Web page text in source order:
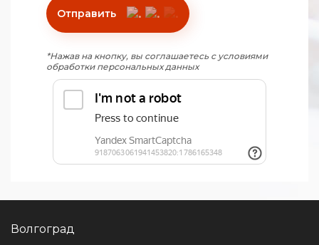
Отправить
*Нажав на кнопку, вы соглашаетесь с условиями
обработки персональных данных
Волгоград